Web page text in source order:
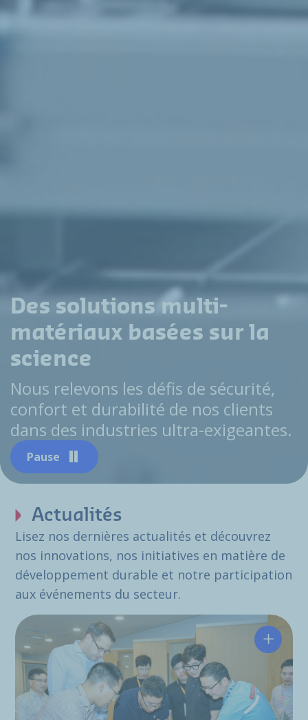
Pause
Des solutions multi-
matériaux basées sur la
science
Nous relevons les défis de sécurité,
confort et durabilité de nos clients
dans des industries ultra-exigeantes.
Actualités
Lisez nos dernières actualités et découvrez
nos innovations, nos initiatives en matière de
développement durable et notre participation
aux événements du secteur.